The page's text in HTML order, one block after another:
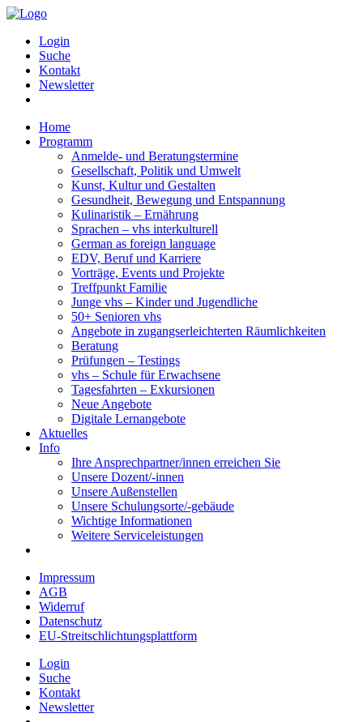
Login
Suche
Kontakt
Newsletter
Home
Programm
Anmelde- und Beratungstermine
Gesellschaft, Politik und Umwelt
Kunst, Kultur und Gestalten
Gesundheit, Bewegung und Entspannung
Kulinaristik – Ernährung
Sprachen – vhs interkulturell
German as foreign language
EDV, Beruf und Karriere
Vorträge, Events und Projekte
Treffpunkt Familie
Junge vhs – Kinder und Jugendliche
50+ Senioren vhs
Angebote in zugangserleichterten Räumlichkeiten
Beratung
Prüfungen – Testings
vhs – Schule für Erwachsene
Tagesfahrten – Exkursionen
Neue Angebote
Digitale Lernangebote
Aktuelles
Info
Ihre Ansprechpartner/innen erreichen Sie
Unsere Dozent/-innen
Unsere Außenstellen
Unsere Schulungsorte/-gebäude
Wichtige Informationen
Weitere Serviceleistungen
Impressum
AGB
Widerruf
Datenschutz
EU-Streitschlichtungsplattform
Login
Suche
Kontakt
Newsletter